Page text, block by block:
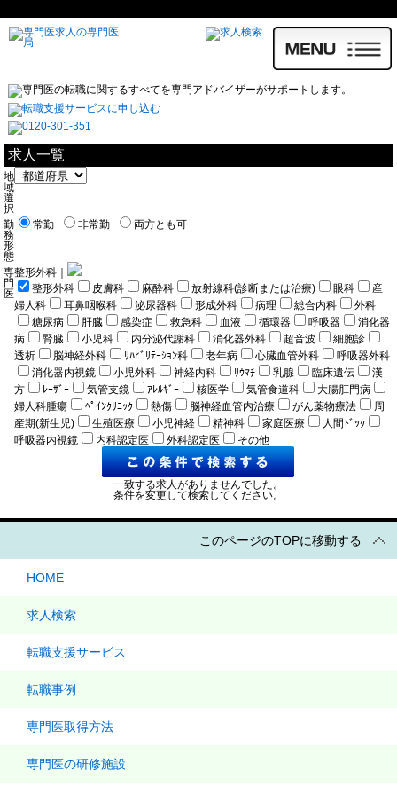
求人一覧
地
域
選
択
勤
務
形
態
常勤 非常勤 両方とも可
専
門
医
整形外科｜
整形外科
皮膚科 麻酔科 放射線科(診断または治療) 眼科
産
婦人科
耳鼻咽喉科 泌尿器科 形成外科 病理 総合内科
外科
糖尿病
肝臓 感染症 救急科 血液 循環器 呼吸器
消化器
病
腎臓 小児科 内分泌代謝科 消化器外科 超音波
細胞診
透析
脳神経外科 ﾘﾊﾋﾞﾘﾃｰｼｮﾝ科 老年病 心臓血管外科
呼吸器外科
消化器内視鏡
小児外科 神経内科 ﾘｳﾏﾁ 乳腺 臨床遺伝
漢
方
ﾚｰｻﾞｰ 気管支鏡 ｱﾚﾙｷﾞｰ 核医学 気管食道科
大腸肛門病
婦人科腫瘍
ﾍﾟｲﾝｸﾘﾆｯｸ 熱傷 脳神経血管内治療 がん薬物療法
周
産期(新生児)
生殖医療 小児神経 精神科 家庭医療
人間ﾄﾞｯｸ
呼吸器内視鏡
内科認定医 外科認定医 その他
一致する求人がありませんでした。
条件を変更して検索してください。
このページのTOPに移動する
HOME
求人検索
転職支援サービス
転職事例
専門医取得方法
専門医の研修施設